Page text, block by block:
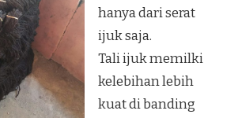
hanya dari serat
ijuk saja.
Tali ijuk memilki
kelebihan lebih
kuat di banding